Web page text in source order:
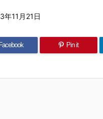
年11月21日
Facebook Pin it